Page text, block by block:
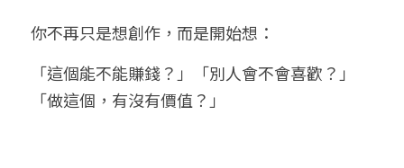
你不再只是想創作，而是開始想：
「這個能不能賺錢？」「別人會不會喜歡？」
「做這個，有沒有價值？」